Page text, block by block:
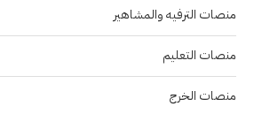
منصات الترفيه والمشاهير
منصات التعليم
منصات الخرج